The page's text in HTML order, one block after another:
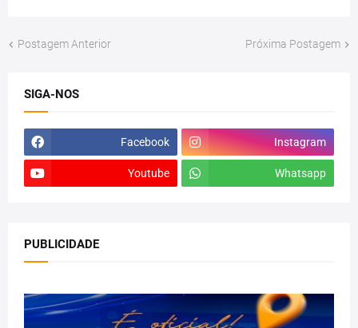
Postagem Anterior Próxima Postagem
SIGA-NOS
Facebook Instagram
Youtube Whatsapp
PUBLICIDADE